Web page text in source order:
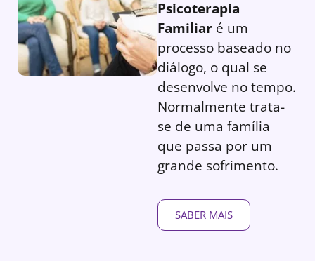
Psicoterapia
Familiar é um
processo baseado no
diálogo, o qual se
desenvolve no tempo.
Normalmente trata-
se de uma família
que passa por um
grande sofrimento.
SABER MAIS